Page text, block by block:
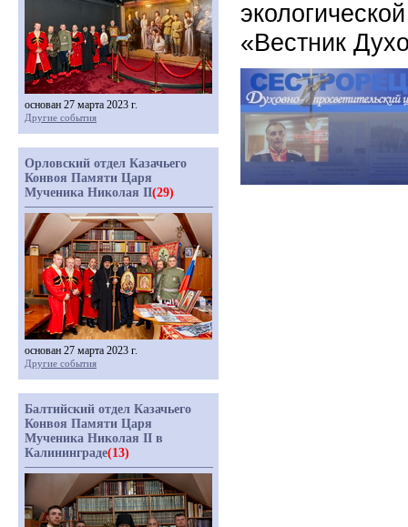
«Вестник
основан 27 марта 2023 г.
Другие события
Орловский отдел Казачьего
Конвоя Памяти Царя
Мученика Николая II(29)
основан 27 марта 2023 г.
Другие события
Балтийский отдел Казачьего
Конвоя Памяти Царя
Мученика Николая II в
Калининграде(13)